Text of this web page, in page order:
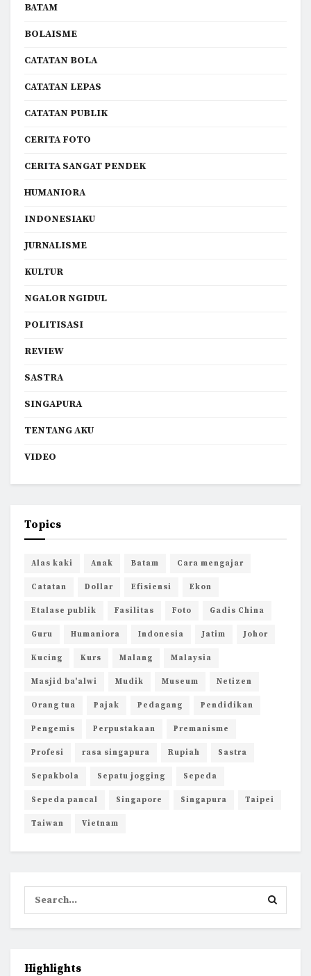
BATAM
BOLAISME
CATATAN BOLA
CATATAN LEPAS
CATATAN PUBLIK
CERITA FOTO
CERITA SANGAT PENDEK
HUMANIORA
INDONESIAKU
JURNALISME
KULTUR
NGALOR NGIDUL
POLITISASI
REVIEW
SASTRA
SINGAPURA
TENTANG AKU
VIDEO
Topics
Alas kaki Anak Batam Cara mengajar
Catatan Dollar Efisiensi Ekon
Etalase publik Fasilitas Foto Gadis China
Guru Humaniora Indonesia Jatim Johor
Kucing Kurs Malang Malaysia
Masjid ba'alwi Mudik Museum Netizen
Orang tua Pajak Pedagang Pendidikan
Pengemis Perpustakaan Premanisme
Profesi rasa singapura Rupiah Sastra
Sepakbola Sepatu jogging Sepeda
Sepeda pancal Singapore Singapura Taipei
Taiwan Vietnam
Highlights